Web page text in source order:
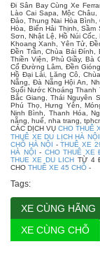
Đi Sân Bay Cùng Xe
Lào Cai Sapa, Mộc
Đảo, Thung Nai Hòa
Hòa, Biển Hải Thịnh,
Sơn, Nhật Lệ, Hồ Núi Cốc,
Khoang Xanh, Yên Tử,
Đền Trần, Chùa Bái Đính,
Thiền Viện, Phủ Giầy, Bà
Cổ Đường Lâm, Đền
Hồ Đại Lải, Lăng Cô,
Nẵng, Đà Nẵng Hội An,
Suối Nước Khoáng Thanh
Bắc Giang, Thái Nguyên
Phú Thọ, Hưng Yên,
Ninh Bình, Thanh Hóa,
nẵng, huế, nha trang,
CÁC DỊCH VỤ CHO THUÊ
THUÊ XE DU LỊCH HÀ NỘI
CHỖ HÀ NỘI -THUÊ XE
HÀ NỘI - CHO THUÊ XE
THUE XE DU LICH TỪ 4
CHO THUÊ XE 45 CHỖ -
Tags:
XE CÙNG HÃNG
XE CÙNG CHỖ